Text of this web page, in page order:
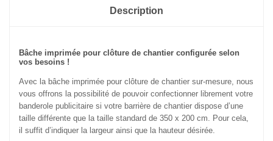
Description
Bâche imprimée pour clôture de chantier configurée selon
vos besoins !
Avec la bâche imprimée pour clôture de chantier sur-mesure, nous
vous offrons la possibilité de pouvoir confectionner librement votre
banderole publicitaire si votre barrière de chantier dispose d’une
taille différente que la taille standard de 350 x 200 cm. Pour cela,
il suffit d’indiquer la largeur ainsi que la hauteur désirée.